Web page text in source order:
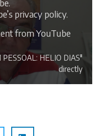
privacy policy.
from YouTube
HELIO DIAS"
directly